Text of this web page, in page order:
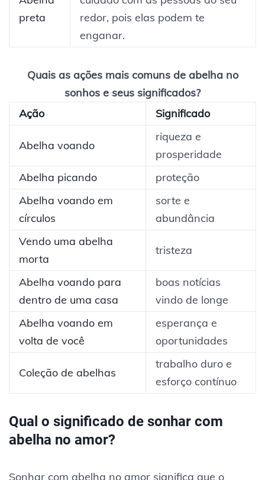
preta
redor, pois elas podem te
enganar.
Quais as ações mais comuns de abelha no
sonhos e seus significados?
Ação
Significado
Abelha voando
riqueza e
prosperidade
Abelha picando
proteção
Abelha voando em
círculos
sorte e
abundância
Vendo uma abelha
morta
tristeza
Abelha voando para
dentro de uma casa
boas notícias
vindo de longe
Abelha voando em
volta de você
esperança e
oportunidades
Coleção de abelhas
trabalho duro e
esforço contínuo
Qual o significado de sonhar com
abelha no amor?
Sonhar com abelha no amor significa que o